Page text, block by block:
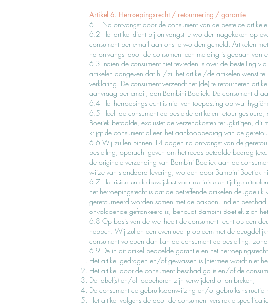
Artikel 6. Herroepingsrecht / retournering / garantie
6.1 Na ontvangst door de consument van de bestelde
6.2 Het artikel dient bij ontvangst te worden nagekeken op
consument per e-mail aan ons te worden gemeld. Artikelen
na ontvangst door de consument een melding is gedaan
6.3 Indien de consument niet tevreden is over de bestelling
artikelen aangeven dat hij/zij het artikel/de artikelen wenst
verklaring. De consument verzendt het (de) te retourneren
aanvraag per email, aan Bambini Boetiek. De consument
6.4 Het herroepingsrecht is niet van toepassing op wat
6.5 Heeft de consument de bestelde artikelen retour
Boetiek betaalde, exclusief de verzendkosten terugkrijgen,
krijgt de consument alleen het aankoopbedrag van de
6.6 Wij zullen binnen 14 dagen na ontvangst van de
bestelling, opdracht geven om het reeds betaalde bedrag
de originele verzending van Bambini Boetiek aan de
wijze van standaard levering, worden door Bambini Boetiek
6.7 Het risico en de bewijslast voor de juiste en tijdige
het herroepingsrecht is dat de betreffende artikelen
geretourneerd worden samen met de pakbon. Indien
onvoldoende gefrankeerd is, behoudt Bambini Boetiek zich
6.8 Op basis van de wet heeft de consument recht op een
hebben. Wij zullen een eventueel probleem met de
consument voldoen dan kan de consument de bestelling,
6.9 De in dit artikel bedoelde garantie en het
Het artikel gedragen en/of gewassen is (hiermee wordt niet
Het artikel door de consument beschadigd is en/of de
De label(s) en/of toebehoren zijn verwijderd of ontbreken;
De consument de gebruiksaanwijzing en/of
Het artikel volgens de door de consument verstrekte